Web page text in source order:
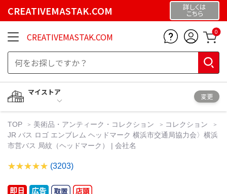
CREATIVEMASTAK.COM 詳しくは
こちら
CREATIVEMASTAK.COM 0
マイストア
変更
TOP 美術品・アンティーク・コレクション
コレクション
JR バス ロゴ エンブレム ヘッドマーク 横浜市交通局協力会〉横浜
市営バス 局紋（ヘッドマーク） | 会社名
(3203)